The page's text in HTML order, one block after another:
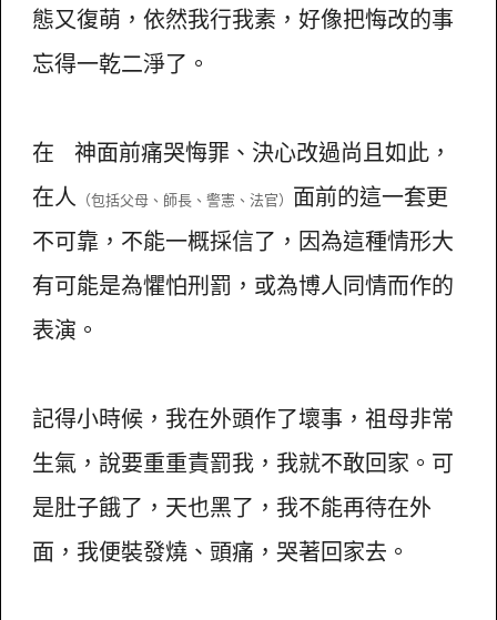
態又復萌，依然我行我素，好像把悔改的事
忘得一乾二淨了。
在 神面前痛哭悔罪、決心改過尚且如此，
在人 （包括父母、師長、警憲、法官） 面前的這一套更
不可靠，不能一概採信了，因為這種情形大
有可能是為懼怕刑罰，或為博人同情而作的
表演。
記得小時候，我在外頭作了壞事，祖母非常
生氣，說要重重責罰我，我就不敢回家。可
是肚子餓了，天也黑了，我不能再待在外
面，我便裝發燒、頭痛，哭著回家去。